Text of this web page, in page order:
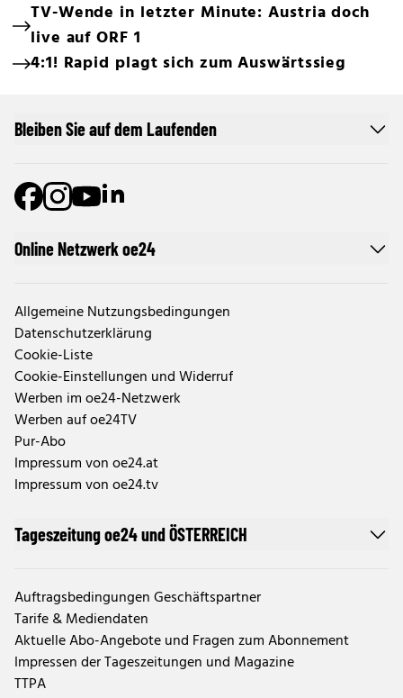
TV-Wende in letzter Minute: Austria doch
live auf ORF 1
4:1! Rapid plagt sich zum Auswärtssieg
Online Netzwerk oe24
Allgemeine Nutzungsbedingungen
Datenschutzerklärung
Cookie-Liste
Cookie-Einstellungen und Widerruf
Werben im oe24-Netzwerk
Werben auf oe24TV
Pur-Abo
Impressum von oe24.at
Impressum von oe24.tv
Tageszeitung oe24 und ÖSTERREICH
Auftragsbedingungen Geschäftspartner
Tarife & Mediendaten
Aktuelle Abo-Angebote und Fragen zum Abonnement
Impressen der Tageszeitungen und Magazine
TTPA
Bleiben Sie auf dem Laufenden